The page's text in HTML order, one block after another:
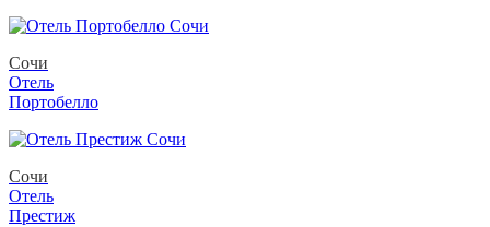
Сочи
Отель
Портобелло
Сочи
Отель
Престиж